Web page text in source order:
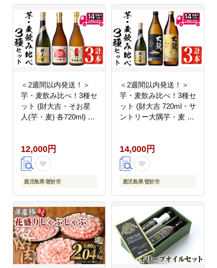
＜2週間以内発送！＞
芋・麦飲み比べ！3種セ
ット (財大吉・そお星
人(芋・麦) 各720ml) 芋
12,000円
鹿児島県 曽於市
＜2週間以内発送！＞
芋・麦飲み比べ！3種セ
ット (財大吉 720ml・サ
ントリー大隅芋・麦 各
A885
14,000円
鹿児島県 曽於市